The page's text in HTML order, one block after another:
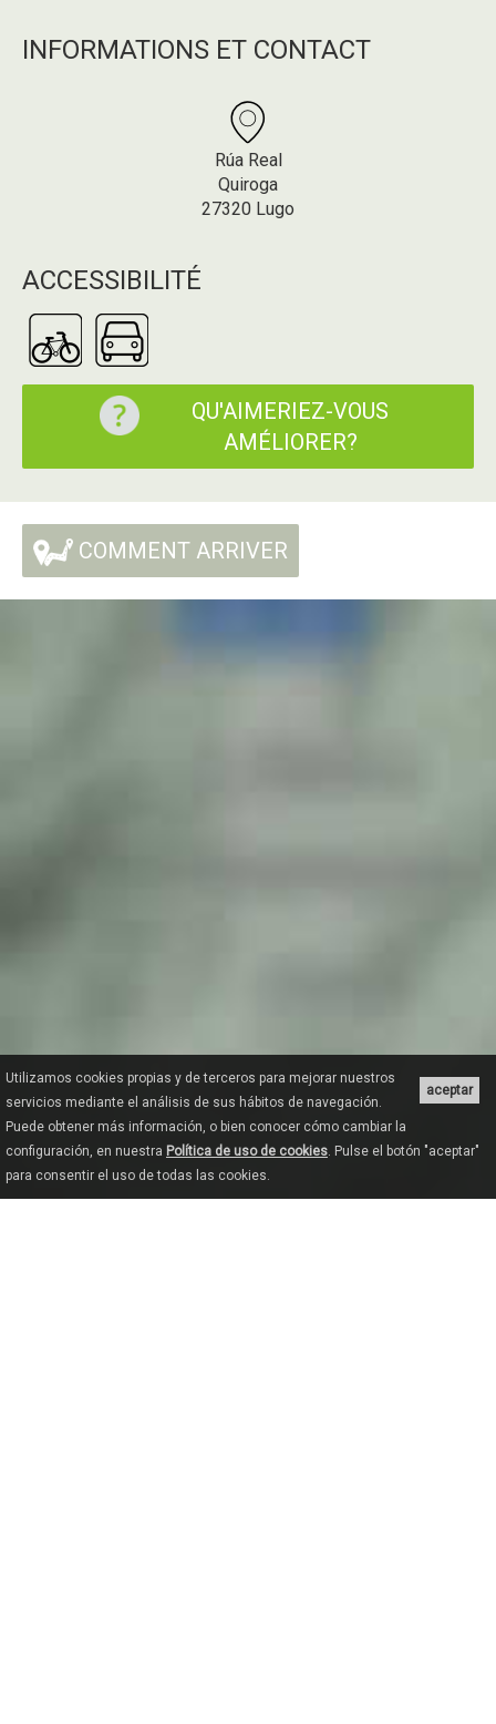
INFORMATIONS ET CONTACT
Rúa Real
Quiroga
27320 Lugo
ACCESSIBILITÉ
QU'AIMERIEZ-VOUS
AMÉLIORER?
COMMENT ARRIVER
aceptar
Utilizamos cookies propias y de terceros para mejorar nuestros
servicios mediante el análisis de sus hábitos de navegación.
Puede obtener más información, o bien conocer cómo cambiar la
configuración, en nuestra Política de uso de cookies. Pulse el botón "aceptar"
para consentir el uso de todas las cookies.